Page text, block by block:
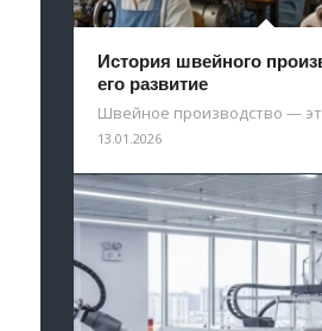
История швейного
его развитие
Швейное производство —
13.01.2026